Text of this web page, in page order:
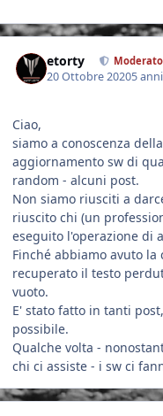
etorty
20 Ottobre 20205 anni
Ciao,
siamo a conoscenza
aggiornamento sw di
random - alcuni post.
Non siamo riusciti a
riuscito chi (un
eseguito l'operazione di
Finché abbiamo avuto
recuperato il testo
vuoto.
E' stato fatto in tanti
possibile.
Qualche volta -
chi ci assiste - i sw ci